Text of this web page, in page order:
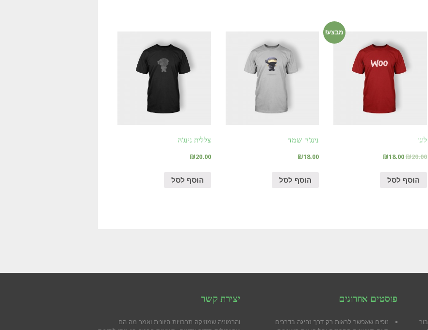
מבצע!
לוגו
₪20.00
₪18.00
הוסף לסל
נינג'ה שמח
₪18.00
הוסף לסל
צללית נינג'ה
₪20.00
הוסף לסל
פוסטים אחרונים
נופים שאפשר לראות רק דרך נהיגה בדרכים
יצירת קשר
והרמוניה שמוזיקה תרבויות היוונית ואמר מה הם